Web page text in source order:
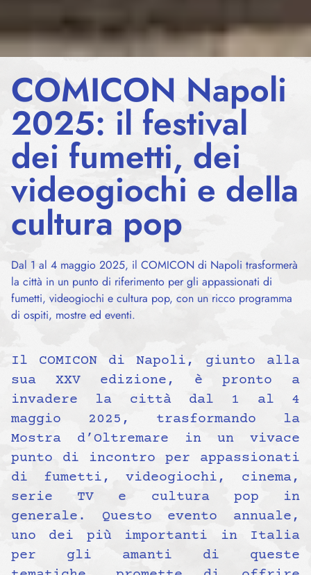
COMICON Napoli
2025: il festival
dei fumetti, dei
videogiochi e della
cultura pop
Dal 1 al 4 maggio 2025, il COMICON di Napoli trasformerà
la città in un punto di riferimento per gli appassionati di
fumetti, videogiochi e cultura pop, con un ricco programma
di ospiti, mostre ed eventi.
Il COMICON di Napoli, giunto alla
sua XXV edizione, è pronto a
invadere la città dal 1 al 4
maggio 2025, trasformando la
Mostra d’Oltremare in un vivace
punto di incontro per appassionati
di fumetti, videogiochi, cinema,
serie TV e cultura pop in
generale. Questo evento annuale,
uno dei più importanti in Italia
per gli amanti di queste